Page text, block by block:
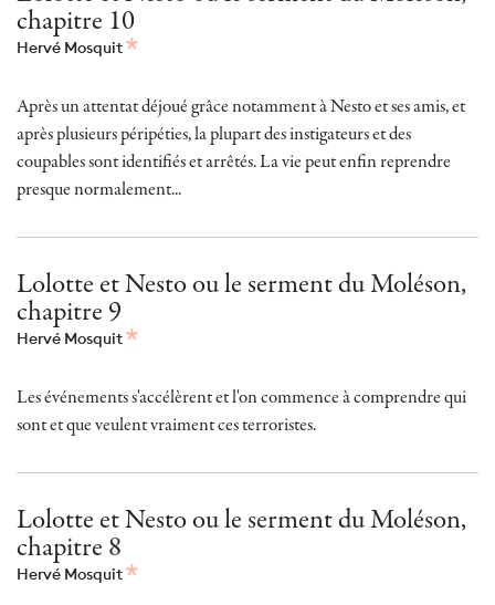
chapitre 10
Hervé Mosquit
Après un attentat déjoué grâce notamment à Nesto et ses amis, et
après plusieurs péripéties, la plupart des instigateurs et des
coupables sont identifiés et arrêtés. La vie peut enfin reprendre
presque normalement...
Lolotte et Nesto ou le serment du Moléson,
chapitre 9
Hervé Mosquit
Les événements s'accélèrent et l'on commence à comprendre qui
sont et que veulent vraiment ces terroristes.
Lolotte et Nesto ou le serment du Moléson,
chapitre 8
Hervé Mosquit